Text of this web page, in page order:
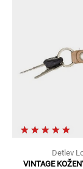
Detlev
VINTAGE